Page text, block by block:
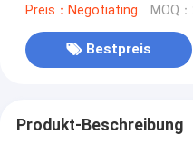
Preis：Negotiating MOQ
Bestpreis
Produkt-Beschreibung